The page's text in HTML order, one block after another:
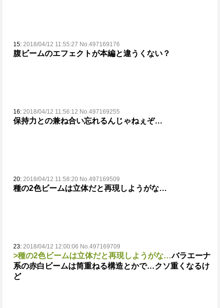
15: 2018/04/12 11:55:27 No.497169176
腹ビームのエフェクトが本編と違うくない？
16: 2018/04/12 11:56:12 No.497169255
保持力との兼ね合い忘れるんじゃねぇぞ…
20: 2018/04/12 11:58:20 No.497169509
種の2色ビームは立体だと再現しようがな…
23: 2018/04/12 12:00:06 No.497169709
>種の2色ビームは立体だと再現しようがな…バラエーナ
系の赤白ビームは筒重ねる構造とかで…クソ重くなるけ
ど